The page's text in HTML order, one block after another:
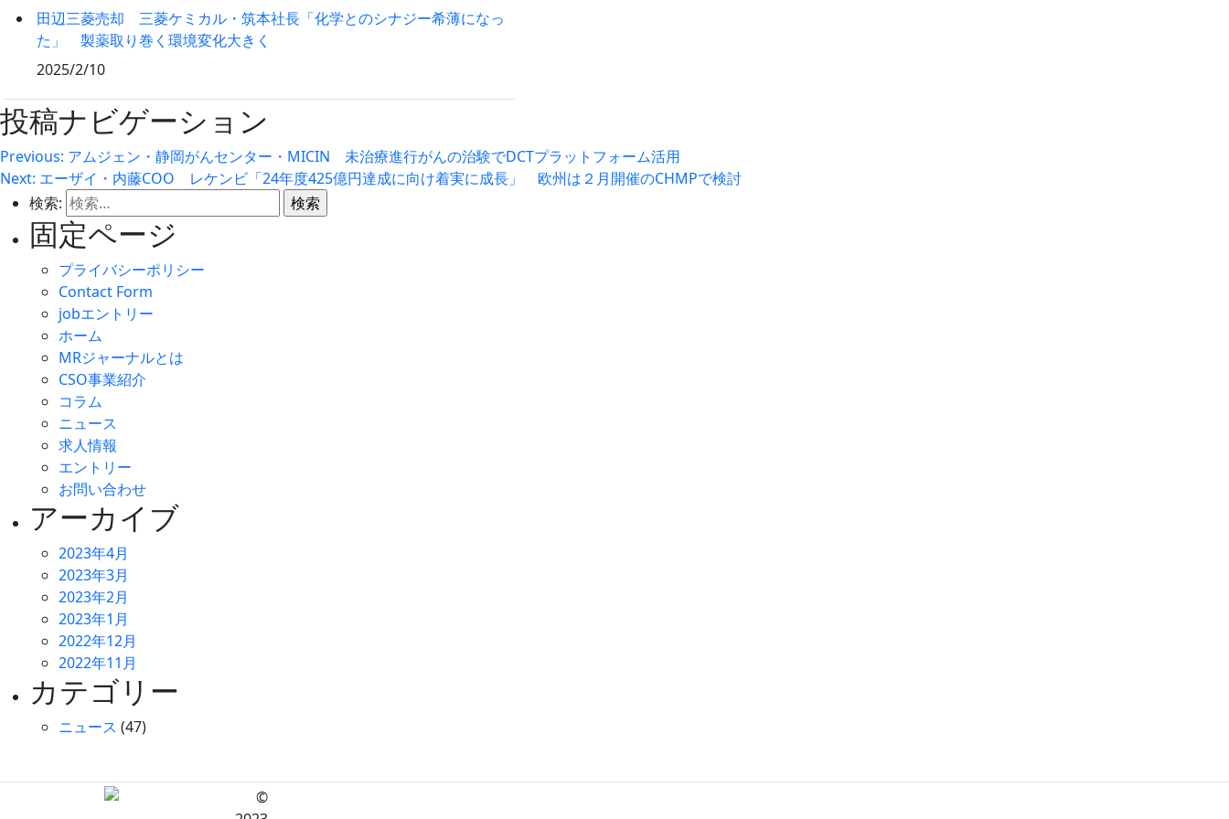
田辺三菱売却 三菱ケミカル・筑本社長「化学とのシナジー希薄になっ
た」 製薬取り巻く環境変化大きく
2025/2/10
投稿ナビゲーション
Previous: アムジェン・静岡がんセンター・MICIN 未治療進行がんの治験でDCTプラットフォーム活用
Next: エーザイ・内藤COO レケンビ「24年度425億円達成に向け着実に成長」 欧州は２月開催のCHMPで検討
検索:
固定ページ
プライバシーポリシー
Contact Form
jobエントリー
ホーム
MRジャーナルとは
CSO事業紹介
コラム
ニュース
求人情報
エントリー
お問い合わせ
アーカイブ
2023年4月
2023年3月
2023年2月
2023年1月
2022年12月
2022年11月
カテゴリー
ニュース (47)
©